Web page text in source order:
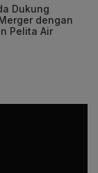
Dukung
dengan
Pelita Air